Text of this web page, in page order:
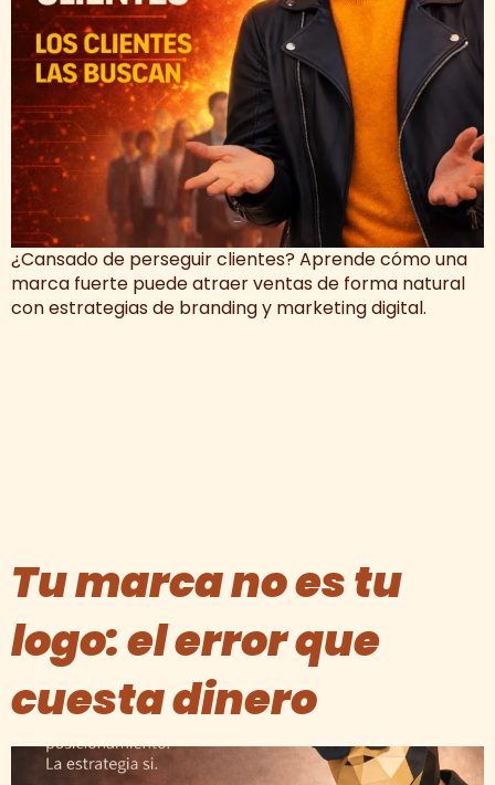
¿Cansado de perseguir clientes? Aprende cómo una
marca fuerte puede atraer ventas de forma natural
con estrategias de branding y marketing digital.
Tu marca no es tu
logo: el error que
cuesta dinero